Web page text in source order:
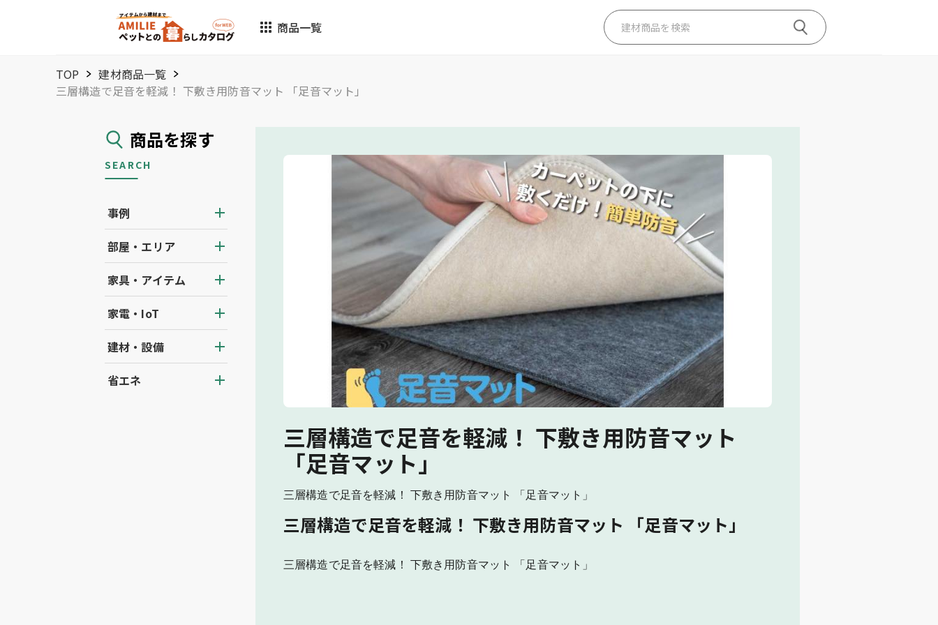
商品一覧
TOP
建材商品一覧
三層構造で足音を軽減！ 下敷き用防音マット 「足音マット」
商品を探す
SEARCH
事例
部屋・エリア
家具・アイテム
家電・IoT
建材・設備
省エネ
三層構造で足音を軽減！ 下敷き用防音マット
「足音マット」
三層構造で足音を軽減！ 下敷き用防音マット 「足音マット」
三層構造で足音を軽減！ 下敷き用防音マット 「足音マット」
三層構造で足音を軽減！ 下敷き用防音マット 「足音マット」